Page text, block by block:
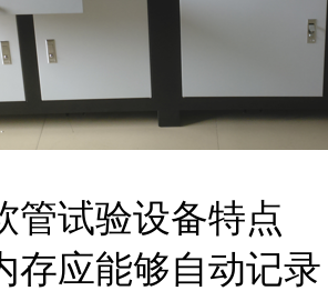
管试验设备特点
存应能够自动记录